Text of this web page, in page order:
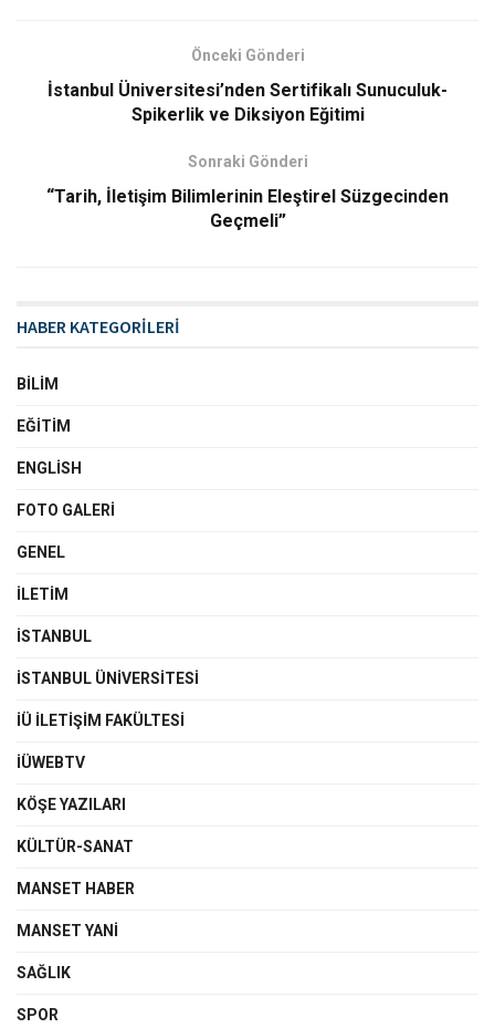
Önceki Gönderi
İstanbul Üniversitesi’nden Sertifikalı Sunuculuk-
Spikerlik ve Diksiyon Eğitimi
Sonraki Gönderi
“Tarih, İletişim Bilimlerinin Eleştirel Süzgecinden
Geçmeli”
HABER KATEGORİLERİ
BILIM
EĞITIM
ENGLISH
FOTO GALERI
GENEL
İLETIM
İSTANBUL
İSTANBUL ÜNIVERSITESI
İÜ İLETIŞIM FAKÜLTESI
İÜWEBTV
KÖŞE YAZILARI
KÜLTÜR-SANAT
MANSET HABER
MANSET YANI
SAĞLIK
SPOR